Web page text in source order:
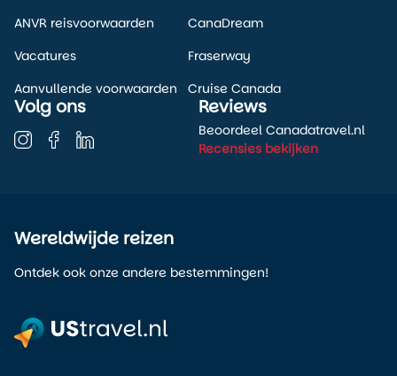
ANVR reisvoorwaarden
Vacatures
Aanvullende voorwaarden
CanaDream
Fraserway
Cruise Canada
Volg ons Reviews
Beoordeel Canadatravel.nl
Recensies bekijken
Wereldwijde reizen
Ontdek ook onze andere bestemmingen!